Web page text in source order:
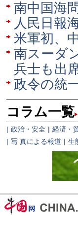
南中国海
人民日報
米軍初、
南スーダ
兵士も出
政令の統
コラム一覧
| 政治・安全 | 経済・
| 写 真による報道 | 生